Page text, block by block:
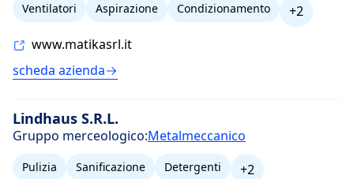
Ventilatori Aspirazione Condizionamento
+2
www.matikasrl.it
scheda azienda
Lindhaus S.R.L.
Gruppo merceologico:Metalmeccanico
Pulizia Sanificazione Detergenti +2